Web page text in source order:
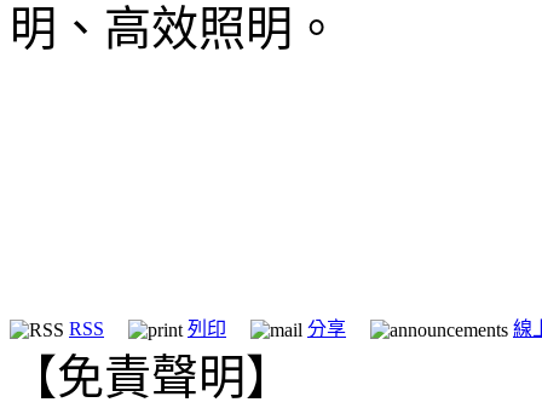
明、高效照明。
RSS 列印 分享 線
【免責聲明】